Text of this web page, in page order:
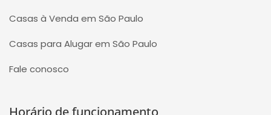
Casas à Venda em São Paulo
Casas para Alugar em São Paulo
Fale conosco
Horário de funcionamento